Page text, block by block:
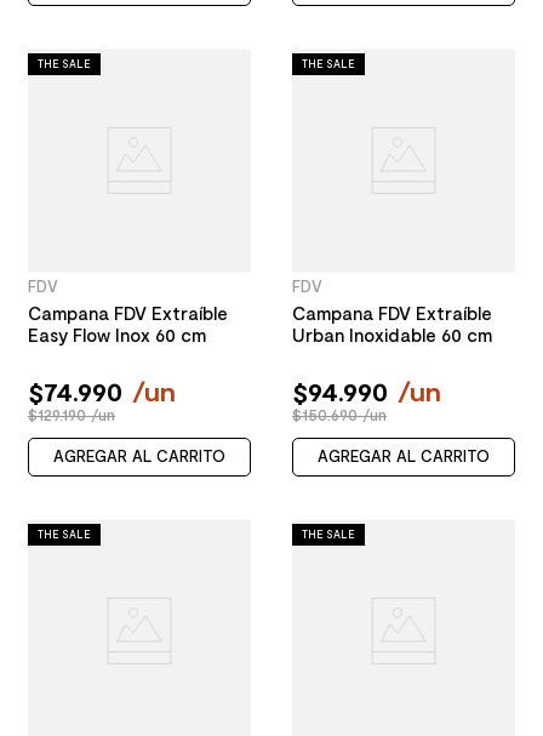
THE SALE
FDV
Campana FDV Extraíble
Easy Flow Inox 60 cm
$74.990 /un
$129.190 /un
AGREGAR AL CARRITO
THE SALE
FDV
Campana FDV Extraíble
Urban Inoxidable 60 cm
$94.990 /un
$150.690 /un
AGREGAR AL CARRITO
THE SALE THE SALE